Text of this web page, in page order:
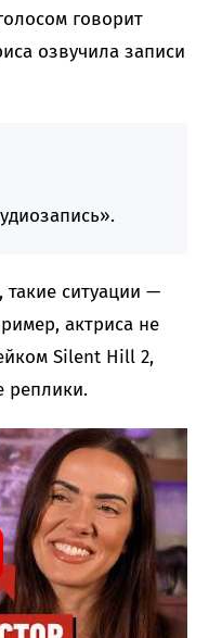
говорит
озвучила записи
такие ситуации —
актриса не
Silent Hill 2,
реплики.